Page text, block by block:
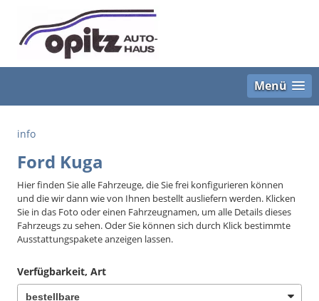
Menü
info
Ford Kuga
Hier finden Sie alle Fahrzeuge, die Sie frei konfigurieren können
und die wir dann wie von Ihnen bestellt ausliefern werden. Klicken
Sie in das Foto oder einen Fahrzeugnamen, um alle Details dieses
Fahrzeugs zu sehen. Oder Sie können sich durch Klick bestimmte
Ausstattungspakete anzeigen lassen.
Verfügbarkeit, Art